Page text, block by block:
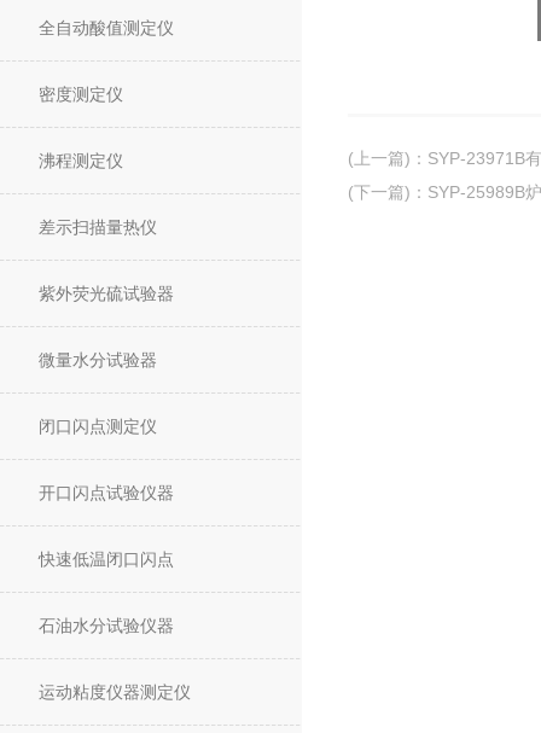
全自动酸值测定仪
密度测定仪
沸程测定仪
差示扫描量热仪
紫外荧光硫试验器
微量水分试验器
闭口闪点测定仪
开口闪点试验仪器
快速低温闭口闪点
石油水分试验仪器
运动粘度仪器测定仪
(上一篇) ： SYP-23971B
(下一篇) ： SYP-25989B